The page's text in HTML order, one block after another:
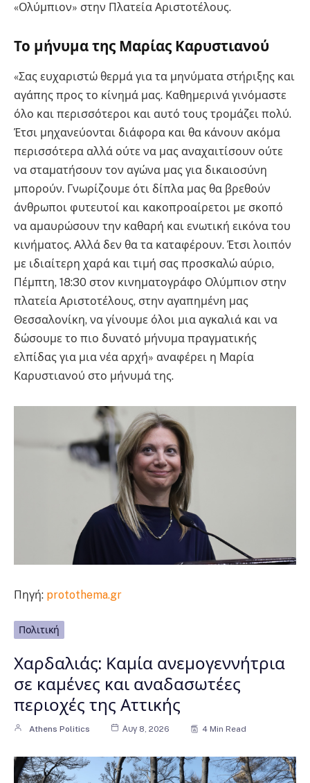
«Ολύμπιον» στην Πλατεία Αριστοτέλους.
Το μήνυμα της Μαρίας Καρυστιανού
«Σας ευχαριστώ θερμά για τα μηνύματα στήριξης και
αγάπης προς το κίνημά μας. Καθημερινά γινόμαστε
όλο και περισσότεροι και αυτό τους τρομάζει πολύ.
Έτσι μηχανεύονται διάφορα και θα κάνουν ακόμα
περισσότερα αλλά ούτε να μας αναχαιτίσουν ούτε
να σταματήσουν τον αγώνα μας για δικαιοσύνη
μπορούν. Γνωρίζουμε ότι δίπλα μας θα βρεθούν
άνθρωποι φυτευτοί και κακοπροαίρετοι με σκοπό
να αμαυρώσουν την καθαρή και ενωτική εικόνα του
κινήματος. Αλλά δεν θα τα καταφέρουν. Έτσι λοιπόν
με ιδιαίτερη χαρά και τιμή σας προσκαλώ αύριο,
Πέμπτη, 18:30 στον κινηματογράφο Ολύμπιον στην
πλατεία Αριστοτέλους, στην αγαπημένη μας
Θεσσαλονίκη, να γίνουμε όλοι μια αγκαλιά και να
δώσουμε το πιο δυνατό μήνυμα πραγματικής
ελπίδας για μια νέα αρχή» αναφέρει η Μαρία
Καρυστιανού στο μήνυμά της.
Πηγή: protothema.gr
Πολιτική
Χαρδαλιάς: Καμία ανεμογεννήτρια
σε καμένες και αναδασωτέες
περιοχές της Αττικής
Athens Politics Αυγ 8, 2026 4 Min Read